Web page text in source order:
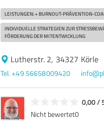
LEISTUNGEN: • BURNOUT-PRÄVENTION-
INDIVIDUELLE STRATEGIEN ZUR
ÖRDERUNG DER MITENTWICKLUNG
Lutherstr. 2, 34327 Körle
Tel. +49 56658009420
0,00 /
Nicht bewertet0